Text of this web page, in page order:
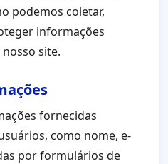
podemos coletar,
informações
site.
fornecidas
como nome, e-
por formulários de